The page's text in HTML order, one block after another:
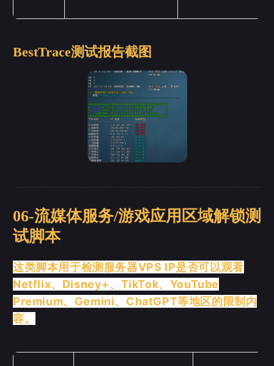
BestTrace测试报告截图
06-流媒体服务/游戏应用区域解锁测
试脚本
这类脚本用于检测服务器VPS IP是否可以观看
Netflix、Disney+、TikTok、YouTube
Premium、Gemini、ChatGPT等地区的限制内
容。